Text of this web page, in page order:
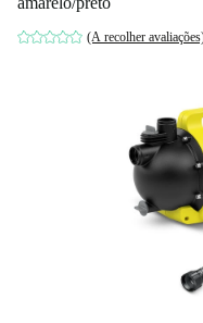
(A recolher